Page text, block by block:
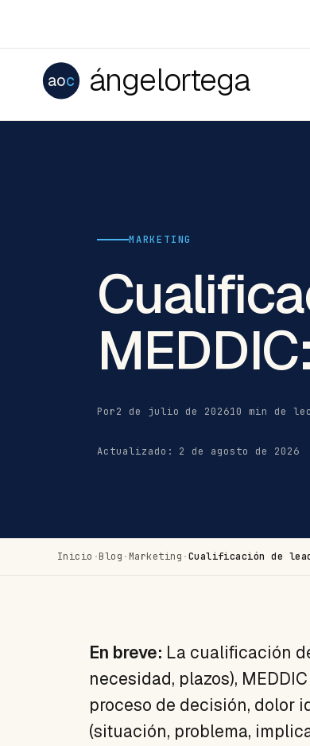
aoc ángelortega
MARKETING
Por2 de julio de 202610 min de
Actualizado: 2 de agosto de 2026
Inicio ·Blog · Marketing ·Cualificación de
En breve: La cualificación
necesidad, plazos),
proceso de decisión, dolor
(situación, problema,